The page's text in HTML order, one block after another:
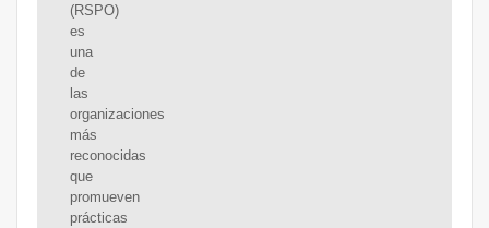
(RSPO)
es
una
de
las
organizaciones
más
reconocidas
que
promueven
prácticas